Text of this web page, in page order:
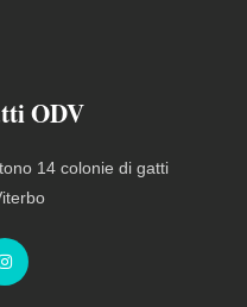
ODV
14 colonie di gatti
Instagram